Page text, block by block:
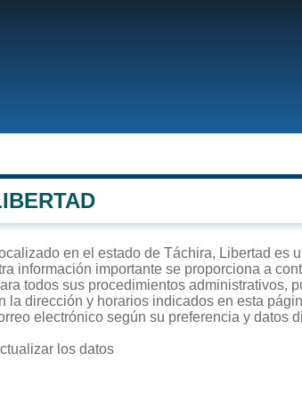
en el estado de Táchira, Libertad es
información importante se proporciona a
todos sus procedimientos administrativos,
la dirección y horarios indicados en esta
electrónico según su preferencia y datos
los datos